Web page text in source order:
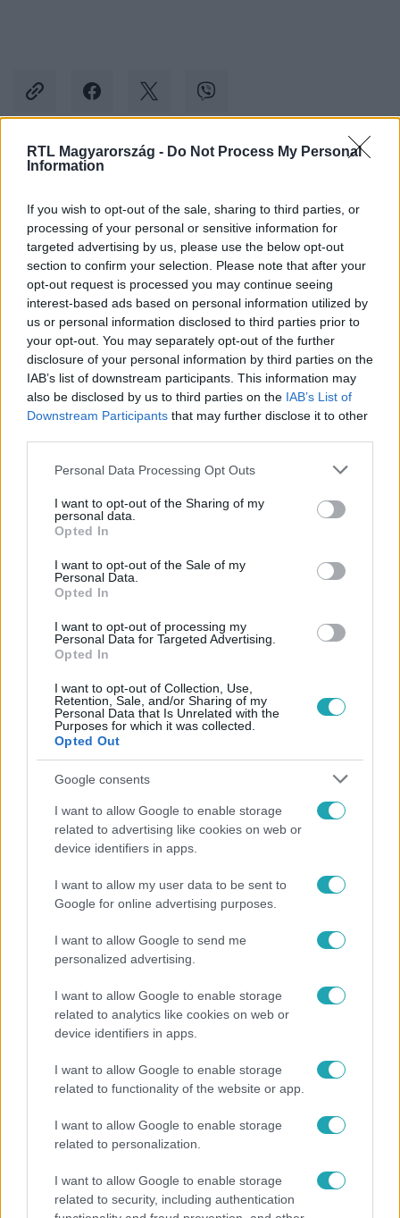
RTL Magyarország - Do Not Process My Personal
Information
If you wish to opt-out of the sale, sharing to third parties, or
processing of your personal or sensitive information for
targeted advertising by us, please use the below opt-out
section to confirm your selection. Please note that after your
opt-out request is processed you may continue seeing
interest-based ads based on personal information utilized by
us or personal information disclosed to third parties prior to
your opt-out. You may separately opt-out of the further
disclosure of your personal information by third parties on the
IAB’s list of downstream participants. This information may
also be disclosed by us to third parties on the IAB’s List of
Downstream Participants that may further disclose it to other
Please note that this website/app uses one or more Google
not limited to your visit or usage behaviour. You may click to
grant or deny consent to Google and its third-party tags to
use your data for below specified purposes in below Google
consent section.
Personal Data Processing Opt Outs
I want to opt-out of the Sharing of my
personal data.
Opted In
I want to opt-out of the Sale of my
Personal Data.
Opted In
I want to opt-out of processing my
Personal Data for Targeted Advertising.
Opted In
I want to opt-out of Collection, Use,
Retention, Sale, and/or Sharing of my
Personal Data that Is Unrelated with the
Purposes for which it was collected.
Opted Out
Google consents
I want to allow Google to enable storage
related to advertising like cookies on web or
device identifiers in apps.
I want to allow my user data to be sent to
Google for online advertising purposes.
I want to allow Google to send me
personalized advertising.
I want to allow Google to enable storage
related to analytics like cookies on web or
device identifiers in apps.
I want to allow Google to enable storage
related to functionality of the website or app.
I want to allow Google to enable storage
related to personalization.
I want to allow Google to enable storage
related to security, including authentication
Kövess minket, és értesülj a friss hírekről a
Követem
#CINEMAKLUB #HALÁLOS IRAMBAN 7 #PAUL WALKER
#VIN DIESEL # MICHELLE RODRIGUEZ # MAGGIE SMITH
RICHARD GERE
Népszerű
Megválasztották Európa legszebb épületét –
magyar lett az első
„Nem értettem, miért akarja megölni” – megrázó
részleteket árult el gyerekkoráról Nagy Zsolt